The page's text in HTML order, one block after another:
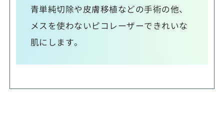
青単純切除や皮膚移植などの手術の他、
メスを使わないピコレーザーできれいな
肌にします。